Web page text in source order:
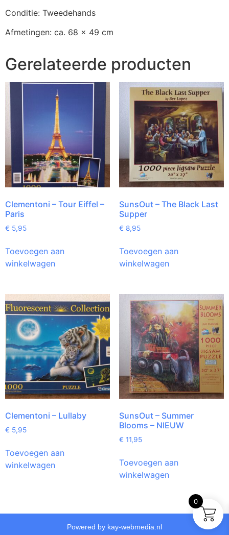
Conditie: Tweedehands
Afmetingen: ca. 68 x 49 cm
Gerelateerde producten
Clementoni – Tour Eiffel –
Paris
€ 5,95
Toevoegen aan
winkelwagen
SunsOut – The Black Last
Supper
€ 8,95
Toevoegen aan
winkelwagen
Clementoni – Lullaby
€ 5,95
Toevoegen aan
winkelwagen
SunsOut – Summer
Blooms – NIEUW
€ 11,95
Toevoegen aan
winkelwagen
Powered by kay-webmedia.nl
0